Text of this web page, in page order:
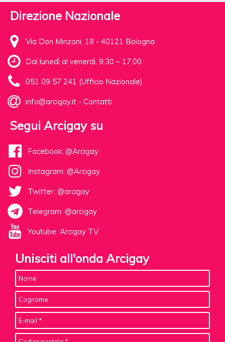
Direzione Nazionale
Via Don Minzoni, 18 - 40121 Bologna
Dal lunedì al venerdì, 9.30 – 17.00
051 09 57 241 (Ufficio Nazionale)
info@arcigay.it - Contatti
Segui Arcigay su
Facebook: @Arcigay
Instagram: @Arcigay
Twitter: @arcigay
Telegram: @arcigay
Youtube: Arcigay TV
Unisciti all'onda Arcigay